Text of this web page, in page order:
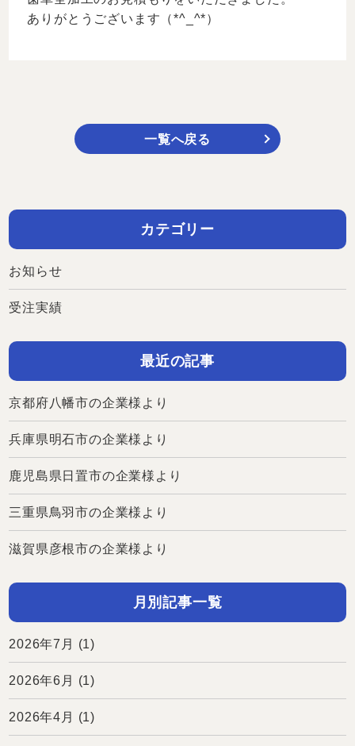
ありがとうございます（*^_^*）
一覧へ戻る
カテゴリー
お知らせ
受注実績
最近の記事
京都府八幡市の企業様より
兵庫県明石市の企業様より
鹿児島県日置市の企業様より
三重県鳥羽市の企業様より
滋賀県彦根市の企業様より
月別記事一覧
2026年7月 (1)
2026年6月 (1)
2026年4月 (1)